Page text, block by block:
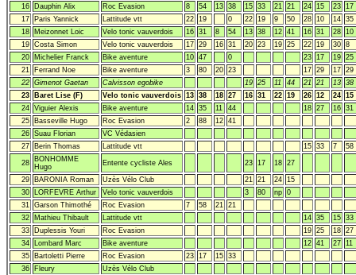
16
Dauphin Alix Roc Evasion 8 54 13 38 15 33 21 21 24 15 23 17
17
Paris Yannick Lattitude vtt 22 19 0 22 19 9 50 28 10 14 35
18
Meizonnet Loic Velo tonic vauverdois 16 31 8 54 13 38 12 41 16 31 28 10
19 Costa Simon Velo tonic vauverdois 17 29 16 31 20 23 19 25 22 19 30 8
20
Michelier Franck Bike aventure 10 47 0 23 17 19 25
21
Ferrand Noe Bike aventure 3 80 20 23 17 29 17 29
22 Gimenot Gaetan Calvisson egobike 19 25 11 44 21 21 13 38
23
Baret Lise (F) Velo tonic vauverdois 13 38 18 27 16 31 22 19 26 12 24 15
24 Viguier Alexis Bike aventure 14 35 11 44 18 27 16 31
25
Basseville Hugo Roc Evasion 2 88 12 41
26 Suau Florian
VC Védasien
27
Berin Thomas Lattitude vtt 15 33 7 58
28
BONHOMME
Hugo
Entente cycliste Ales 23 17 18 27
29 BARONIA Roman Uzès Vélo Club 21 21 24 15
30
LORFEVRE Arthur Velo tonic vauverdois 3 80 np 0
31
Garson Thimothé Roc Evasion 7 58 21
21
32
Mathieu Thibault Lattitude vtt 14 35 15 33
33
Duplessis Youri Roc Evasion 19 25 18 27
34
Lombard Marc Bike aventure 12 41 27 11
35
Bartoletti Pierre Roc Evasion 23 17 15 33
36
Fleury
Uzès Vélo Club